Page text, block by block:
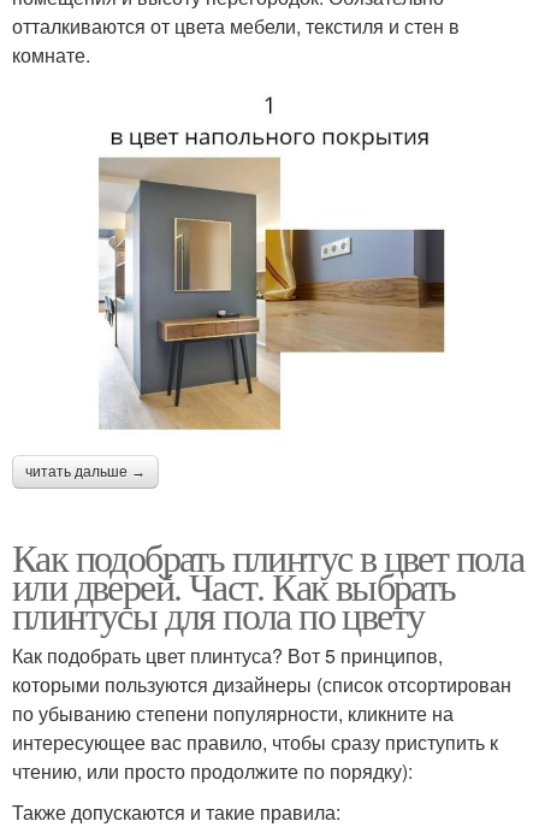
отталкиваются от цвета мебели, текстиля и стен в
комнате.
читать дальше →
Как подобрать плинтус в цвет пола
или дверей. Част. Как выбрать
плинтусы для пола по цвету
Как подобрать цвет плинтуса? Вот 5 принципов,
которыми пользуются дизайнеры (список отсортирован
по убыванию степени популярности, кликните на
интересующее вас правило, чтобы сразу приступить к
чтению, или просто продолжите по порядку):
Также допускаются и такие правила: